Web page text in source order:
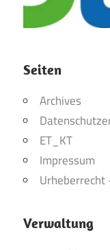
Seiten
Archives
ET_KT
Impressum
Verwaltung